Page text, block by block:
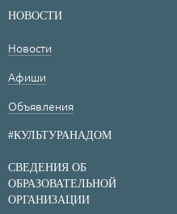
НОВОСТИ
Новости
Афиши
Объявления
#КУЛЬТУРАНАДОМ
СВЕДЕНИЯ ОБ
ОБРАЗОВАТЕЛЬНОЙ
ОРГАНИЗАЦИИ